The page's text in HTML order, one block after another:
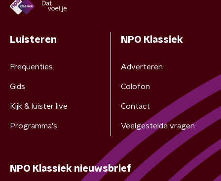
Luisteren
Frequenties
Gids
Kijk & luister live
Programma's
NPO Klassiek
Adverteren
Colofon
Contact
Veelgestelde vragen
NPO Klassiek nieuwsbrief